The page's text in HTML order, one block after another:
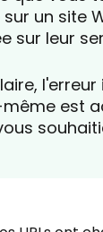
un site
sur leur
est